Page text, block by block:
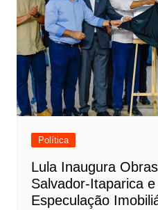
Política
Lula Inaugura
Salvador-Itaparica
Especulação